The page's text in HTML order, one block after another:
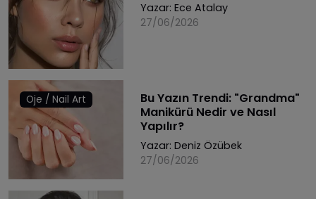
Yazar: Ece Atalay
27/06/2026
Oje / Nail Art
Bu Yazın Trendi: "Grandma"
Manikürü Nedir ve Nasıl
Yapılır?
Yazar: Deniz Özübek
27/06/2026